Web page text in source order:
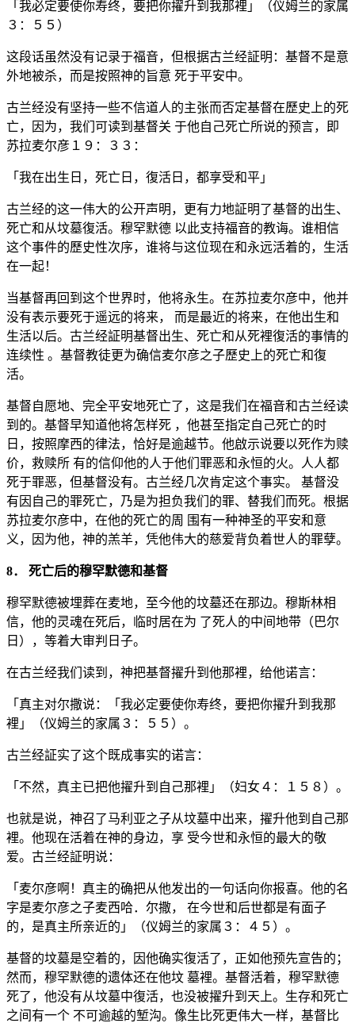
「我必定要使你寿终，要把你擢升到我那裡」（仪姆兰的家属
３：５５）
这段话虽然没有记录于福音，但根据古兰经証明：基督不是意
外地被杀，而是按照神的旨意 死于平安中。
古兰经没有坚持一些不信道人的主张而否定基督在歷史上的死
亡，因为，我们可读到基督关 于他自己死亡所说的预言，即
苏拉麦尔彦１９：３３：
「我在出生日，死亡日，復活日，都享受和平」
古兰经的这一伟大的公开声明，更有力地証明了基督的出生、
死亡和从坟墓復活。穆罕默德 以此支持福音的教诲。谁相信
这个事件的歷史性次序，谁将与这位现在和永远活着的，生活
在一起！
当基督再回到这个世界时，他将永生。在苏拉麦尔彦中，他并
没有表示要死于遥远的将来， 而是最近的将来，在他出生和
生活以后。古兰经証明基督出生、死亡和从死裡復活的事情的
连续性 。基督教徒更为确信麦尔彦之子歷史上的死亡和復
活。
基督自愿地、完全平安地死亡了，这是我们在福音和古兰经读
到的。基督早知道他将怎样死 ，他甚至指定自己死亡的时
日，按照摩西的律法，恰好是逾越节。他啟示说要以死作为赎
价，救赎所 有的信仰他的人于他们罪恶和永恒的火。人人都
死于罪恶，但基督没有。古兰经几次肯定这个事实。 基督没
有因自己的罪死亡，乃是为担负我们的罪、替我们而死。根据
苏拉麦尔彦中，在他的死亡的周 围有一种神圣的平安和意
义，因为他，神的羔羊，凭他伟大的慈爱背负着世人的罪孽。
8． 死亡后的穆罕默德和基督
穆罕默德被埋葬在麦地，至今他的坟墓还在那边。穆斯林相
信，他的灵魂在死后，临时居在为 了死人的中间地带（巴尔
日），等着大审判日子。
在古兰经我们读到，神把基督擢升到他那裡，给他诺言：
「真主对尔撒说：「我必定要使你寿终，要把你擢升到我那
裡」（仪姆兰的家属３：５５）。
古兰经証实了这个既成事实的诺言：
「不然，真主已把他擢升到自己那裡」（妇女４：１５８）。
也就是说，神召了马利亚之子从坟墓中出来，擢升他到自己那
裡。他现在活着在神的身边，享 受今世和永恒的最大的敬
爱。古兰经証明说：
「麦尔彦啊！真主的确把从他发出的一句话向你报喜。他的名
字是麦尔彦之子麦西哈．尔撒， 在今世和后世都是有面子
的，是真主所亲近的」（仪姆兰的家属３：４５）。
基督的坟墓是空着的，因他确实復活了，正如他预先宣告的；
然而，穆罕默德的遗体还在他坟 墓裡。基督活着，穆罕默德
死了，他没有从坟墓中復活，也没被擢升到天上。生存和死亡
之间有一个 不可逾越的堑沟。像生比死更伟大一样，基督比